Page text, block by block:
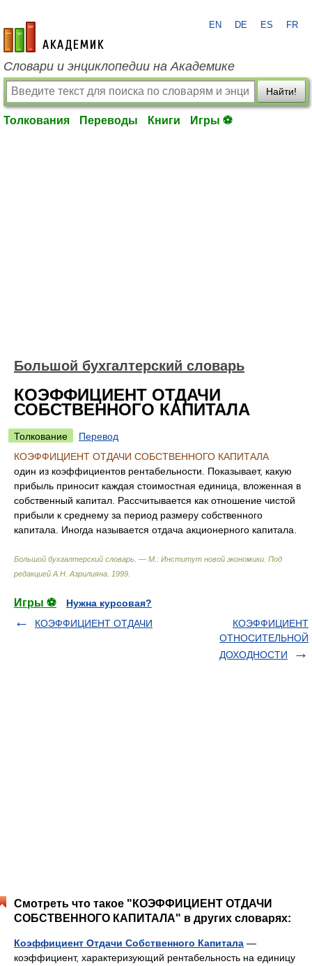
academic.ru
EN DE ES FR
Словари и энциклопедии на Академике
Найти!
Толкования Переводы Книги Игры ⚽
Большой бухгалтерский словарь
КОЭФФИЦИЕНТ ОТДАЧИ
СОБСТВЕННОГО КАПИТАЛА
Толкование
Перевод
КОЭФФИЦИЕНТ ОТДАЧИ СОБСТВЕННОГО КАПИТАЛА
один из коэффициентов рентабельности. Показывает, какую
прибыль приносит каждая стоимостная единица, вложенная в
собственный капитал. Рассчитывается как отношение чистой
прибыли к среднему за период размеру собственного
капитала. Иногда называется отдача акционерного капитала.
Большой бухгалтерский словарь. — М.: Институт новой экономики Под
редакцией А.Н. Азрилияна 1999
Игры ⚽
Нужна курсовая?
КОЭФФИЦИЕНТ ОТДАЧИ
КОЭФФИЦИЕНТ
ОТНОСИТЕЛЬНОЙ
ДОХОДНОСТИ
Смотреть что такое "КОЭФФИЦИЕНТ ОТДАЧИ
СОБСТВЕННОГО КАПИТАЛА" в других словарях:
Коэффициент Отдачи Собственного Капитала —
коэффициент, характеризующий рентабельность на единицу